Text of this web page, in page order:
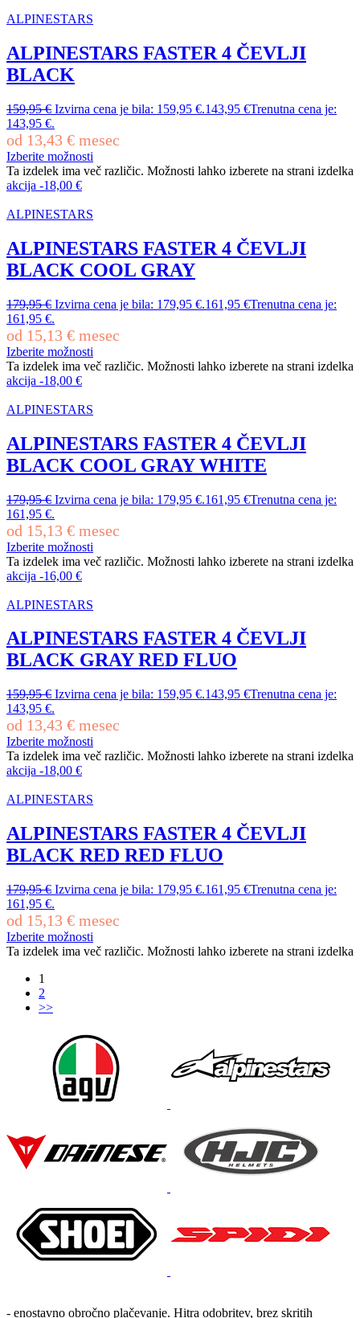
ALPINESTARS
ALPINESTARS FASTER 4 ČEVLJI
BLACK
159,95€ Izvirna cena je bila: 159,95 €.143,95 €Trenutna cena je:
143,95 €.
od 13,43 € mesec
Izberite možnosti
Ta izdelek ima več različic. Možnosti lahko izberete na strani izdelka
akcija -18,00 €
ALPINESTARS
ALPINESTARS FASTER 4 ČEVLJI
BLACK COOL GRAY
179,95€ Izvirna cena je bila: 179,95 €.161,95 €Trenutna cena je:
161,95 €.
od 15,13 € mesec
Izberite možnosti
Ta izdelek ima več različic. Možnosti lahko izberete na strani izdelka
akcija -18,00 €
ALPINESTARS
ALPINESTARS FASTER 4 ČEVLJI
BLACK COOL GRAY WHITE
179,95€ Izvirna cena je bila: 179,95 €.161,95 €Trenutna cena je:
161,95 €.
od 15,13 € mesec
Izberite možnosti
Ta izdelek ima več različic. Možnosti lahko izberete na strani izdelka
akcija -16,00 €
ALPINESTARS
ALPINESTARS FASTER 4 ČEVLJI
BLACK GRAY RED FLUO
159,95€ Izvirna cena je bila: 159,95 €.143,95 €Trenutna cena je:
143,95 €.
od 13,43 € mesec
Izberite možnosti
Ta izdelek ima več različic. Možnosti lahko izberete na strani izdelka
akcija -18,00 €
ALPINESTARS
ALPINESTARS FASTER 4 ČEVLJI
BLACK RED RED FLUO
179,95€ Izvirna cena je bila: 179,95 €.161,95 €Trenutna cena je:
161,95 €.
od 15,13 € mesec
Izberite možnosti
Ta izdelek ima več različic. Možnosti lahko izberete na strani izdelka
1
2
>>
- enostavno obročno plačevanje. Hitra odobritev, brez skritih